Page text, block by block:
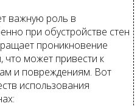
важную роль в
при обустройстве стен
проникновение
что может привести к
и повреждениям. Вот
использования